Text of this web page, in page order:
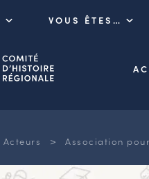
VOUS ÊTES…
Acteurs > Association